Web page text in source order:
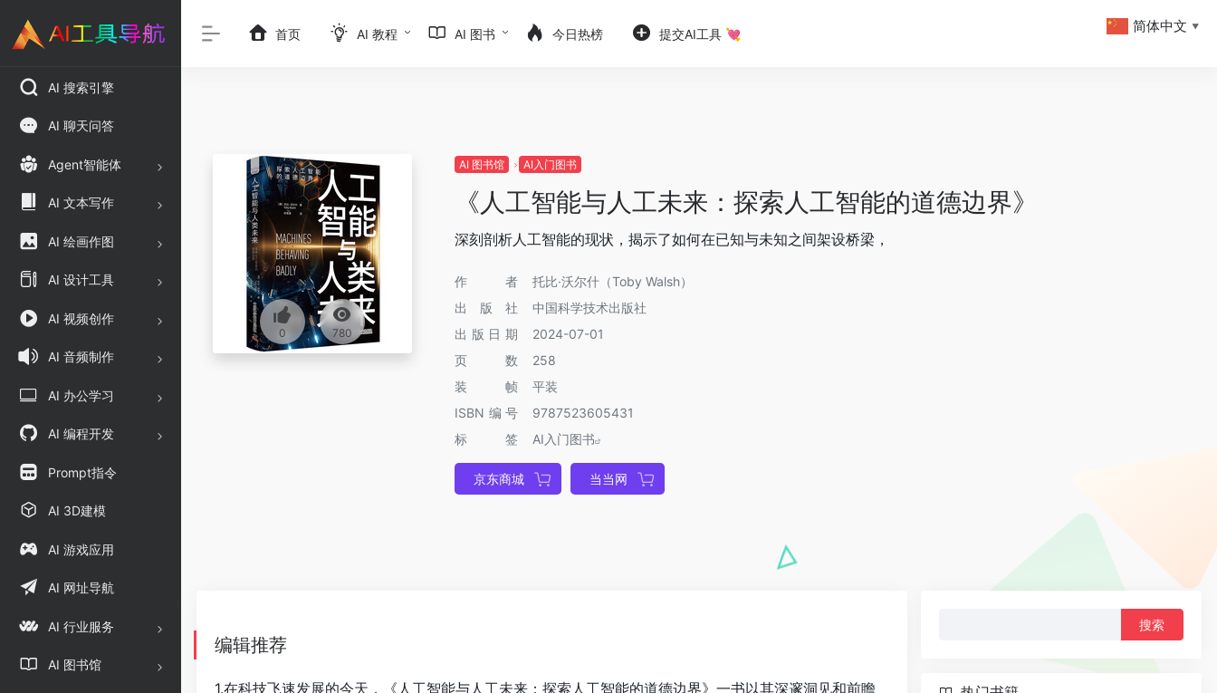
AI 搜索引擎
AI 聊天问答
Agent智能体
AI 文本写作
AI 绘画作图
AI 设计工具
AI 视频创作
AI 音频制作
AI 办公学习
AI 编程开发
Prompt指令
AI 3D建模
AI 游戏应用
AI 网址导航
AI 行业服务
AI 图书馆
首页 AI 教程 AI 图书 今日热榜 提交AI工具 💘
0 780
AI 图书馆 AI入门图书
《人工智能与人工未来：探索人工智能的道德边界》
深刻剖析人工智能的现状，揭示了如何在已知与未知之间架设桥梁，
作者
托比·沃尔什（Toby Walsh）
出版社
中国科学技术出版社
出版日期
2024-07-01
页数
258
装帧
平装
ISBN编号
9787523605431
标签
AI入门图书
京东商城 当当网
编辑推荐
1.在科技飞速发展的今天，《人工智能与人工未来：探索人工智能的道德边界》一书以其深邃洞见和前瞻
简体中文 ▼